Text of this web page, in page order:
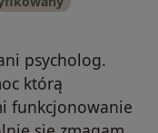
psycholog.
którą
funkcjonowanie